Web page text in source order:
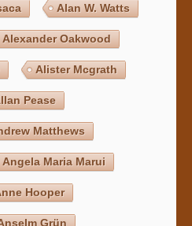
Alan W. Watts
Alexander Oakwood
Alister Mcgrath
Pease
Matthews
Angela Maria Marui
Hooper
Grün